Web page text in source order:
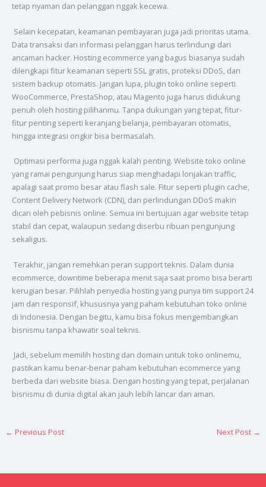
tetap nyaman dan pelanggan nggak kecewa.
Selain kecepatan, keamanan pembayaran juga jadi prioritas utama.
Data transaksi dan informasi pelanggan harus terlindungi dari
ancaman hacker. Hosting ecommerce yang bagus biasanya sudah
dilengkapi fitur keamanan seperti SSL gratis, proteksi DDoS, dan
sistem backup otomatis. Jangan lupa, plugin toko online seperti
WooCommerce, PrestaShop, atau Magento juga harus didukung
penuh oleh hosting pilihanmu. Tanpa dukungan yang tepat, fitur-
fitur penting seperti keranjang belanja, pembayaran otomatis,
hingga integrasi ongkir bisa bermasalah.
Optimasi performa juga nggak kalah penting. Website toko online
yang ramai pengunjung harus siap menghadapi lonjakan traffic,
apalagi saat promo besar atau flash sale. Fitur seperti plugin cache,
Content Delivery Network (CDN), dan perlindungan DDoS makin
dicari oleh pebisnis online. Semua ini bertujuan agar website tetap
stabil dan cepat, walaupun sedang diserbu ribuan pengunjung
sekaligus.
Terakhir, jangan remehkan peran support teknis. Dalam dunia
ecommerce, downtime beberapa menit saja saat promo bisa berarti
kerugian besar. Pilihlah penyedia hosting yang punya tim support 24
jam dan responsif, khususnya yang paham kebutuhan toko online
di Indonesia. Dengan begitu, kamu bisa fokus mengembangkan
bisnismu tanpa khawatir soal teknis.
Jadi, sebelum memilih hosting dan domain untuk toko onlinemu,
pastikan kamu benar-benar paham kebutuhan ecommerce yang
berbeda dari website biasa. Dengan hosting yang tepat, perjalanan
bisnismu di dunia digital akan jauh lebih lancar dan aman.
← Previous Post Next Post →